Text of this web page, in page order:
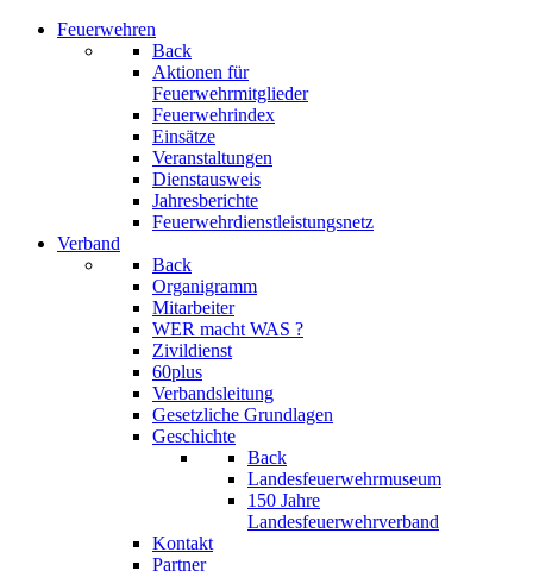
Feuerwehren
Back
Aktionen für
Feuerwehrmitglieder
Feuerwehrindex
Einsätze
Veranstaltungen
Dienstausweis
Jahresberichte
Feuerwehrdienstleistungsnetz
Verband
Back
Organigramm
Mitarbeiter
WER macht WAS ?
Zivildienst
60plus
Verbandsleitung
Gesetzliche Grundlagen
Geschichte
Back
Landesfeuerwehrmuseum
150 Jahre
Landesfeuerwehrverband
Kontakt
Partner